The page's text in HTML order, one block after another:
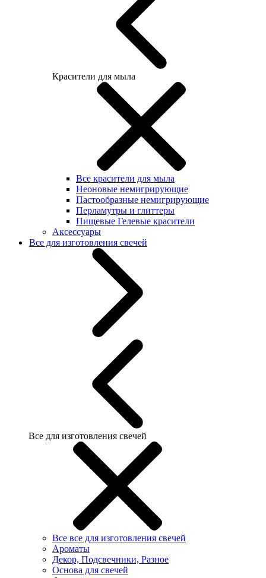
Красители для мыла
Все красители для мыла
Неоновые немигрирующие
Пастообразные немигрирующие
Перламутры и глиттеры
Пищевые Гелевые красители
Аксессуары
Все для изготовления свечей
Все для изготовления свечей
Все все для изготовления свечей
Ароматы
Декор, Подсвечники, Разное
Основа для свечей